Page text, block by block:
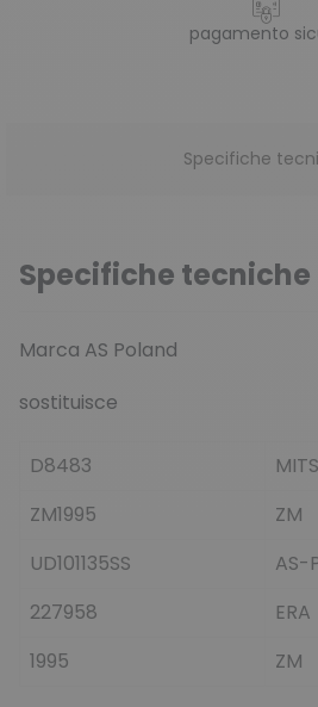
pagamento
Specifiche
Specifiche tecniche
Marca AS Poland
sostituisce
D8483
ZM1995
ZM
UD101135SS
AS-
227958
ERA
1995
ZM